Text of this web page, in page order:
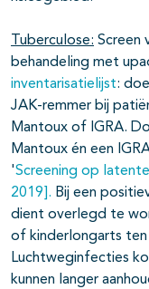
Tuberculose: Screen
behandeling met
inventarisatielijst:
JAK-remmer bij
Mantoux of IGRA.
Mantoux én een
'Screening op
2019]. Bij een
dient overlegd te
of kinderlongarts ten
Luchtweginfecties
kunnen langer